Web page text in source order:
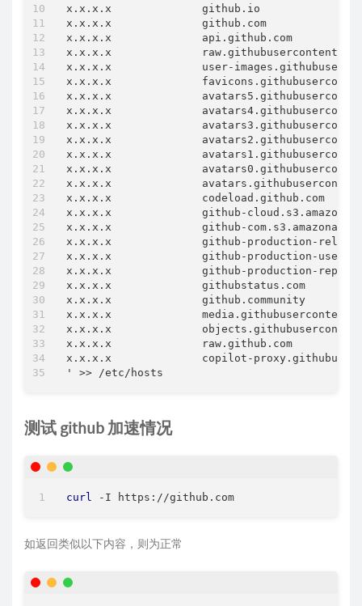
x.x.x.x              github.io
x.x.x.x              github.com
x.x.x.x              api.github.com
x.x.x.x
x.x.x.x              user-
x.x.x.x
x.x.x.x
x.x.x.x
x.x.x.x
x.x.x.x
x.x.x.x
x.x.x.x
x.x.x.x
x.x.x.x              codeload.github.com
x.x.x.x              github-
x.x.x.x              github-
x.x.x.x              github-production-release-
x.x.x.x              github-production-user-
x.x.x.x              github-production-
x.x.x.x              githubstatus.com
x.x.x.x              github.community
x.x.x.x
x.x.x.x
x.x.x.x              raw.github.com
x.x.x.x              copilot-
测试 github 加速情况
curl
如返回类似以下内容，则为正常